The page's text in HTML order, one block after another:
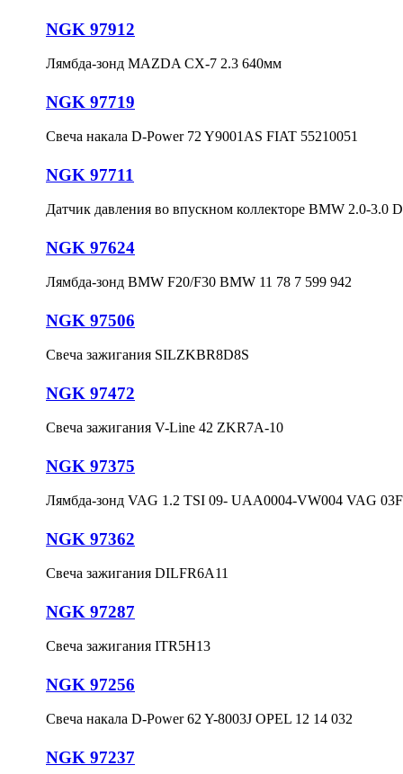
NGK 97912
Лямбда-зонд MAZDA CX-7 2.3 640мм
NGK 97719
Свеча накала D-Power 72 Y9001AS FIAT 55210051
NGK 97711
Датчик давления во впускном коллекторе BMW 2.0-3.0
NGK 97624
Лямбда-зонд BMW F20/F30 BMW 11 78 7 599 942
NGK 97506
Свеча зажигания SILZKBR8D8S
NGK 97472
Свеча зажигания V-Line 42 ZKR7A-10
NGK 97375
Лямбда-зонд VAG 1.2 TSI 09- UAA0004-VW004 VAG
NGK 97362
Свеча зажигания DILFR6A11
NGK 97287
Свеча зажигания ITR5H13
NGK 97256
Свеча накала D-Power 62 Y-8003J OPEL 12 14 032
NGK 97237